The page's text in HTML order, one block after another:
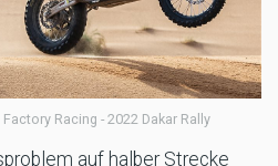
Racing - 2022 Dakar Rally
auf halber Strecke